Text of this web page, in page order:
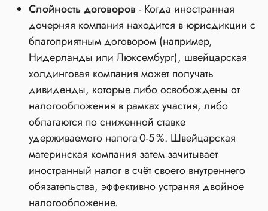
Слойность договоров - Когда иностранная
дочерняя компания находится в юрисдикции с
благоприятным договором (например,
Нидерланды или Люксембург), швейцарская
холдинговая компания может получать
дивиденды, которые либо освобождены от
налогообложения в рамках участия, либо
облагаются по сниженной ставке
удерживаемого налога 0‑5 %. Швейцарская
материнская компания затем зачитывает
иностранный налог в счёт своего внутреннего
обязательства, эффективно устраняя двойное
налогообложение.